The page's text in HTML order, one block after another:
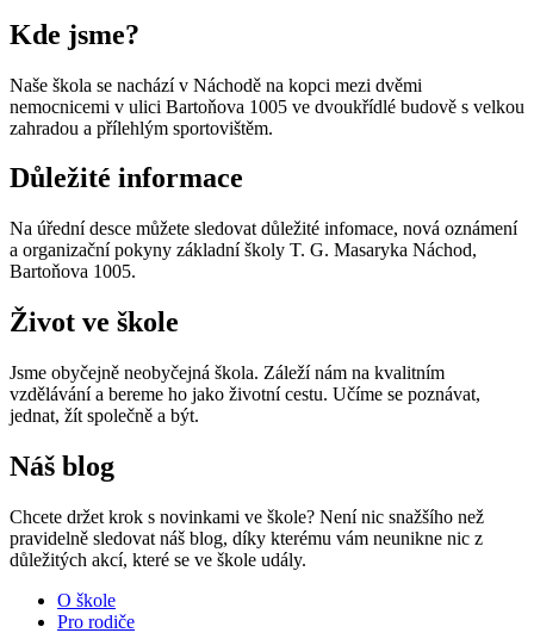
Kde jsme?
Naše škola se nachází v Náchodě na kopci mezi dvěmi
nemocnicemi v ulici Bartoňova 1005 ve dvoukřídlé budově s velkou
zahradou a přílehlým sportovištěm.
Důležité informace
Na úřední desce můžete sledovat důležité infomace, nová oznámení
a organizační pokyny základní školy T. G. Masaryka Náchod,
Bartoňova 1005.
Život ve škole
Jsme obyčejně neobyčejná škola. Záleží nám na kvalitním
vzdělávání a bereme ho jako životní cestu. Učíme se poznávat,
jednat, žít společně a být.
Náš blog
Chcete držet krok s novinkami ve škole? Není nic snažšího než
pravidelně sledovat náš blog, díky kterému vám neunikne nic z
důležitých akcí, které se ve škole udály.
O škole
Pro rodiče